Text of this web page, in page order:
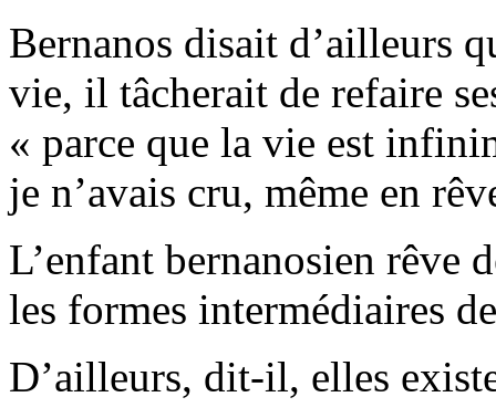
Bernanos disait d’ailleurs
vie, il tâcherait de refaire
« parce que la vie est
je n’avais cru, même en
L’enfant bernanosien rêve
les formes intermédiaires
D’ailleurs, dit-il, elles